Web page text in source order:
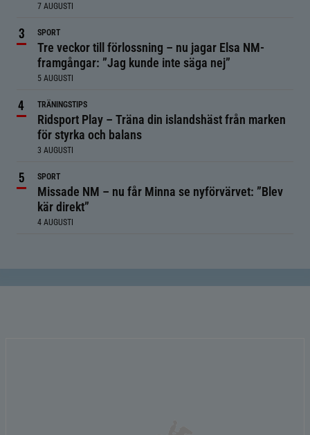
7 AUGUSTI
SPORT
Tre veckor till förlossning – nu jagar Elsa NM-
framgångar: ”Jag kunde inte säga nej”
5 AUGUSTI
TRÄNINGSTIPS
Ridsport Play – Träna din islandshäst från marken
för styrka och balans
3 AUGUSTI
SPORT
Missade NM – nu får Minna se nyförvärvet: ”Blev
kär direkt”
4 AUGUSTI